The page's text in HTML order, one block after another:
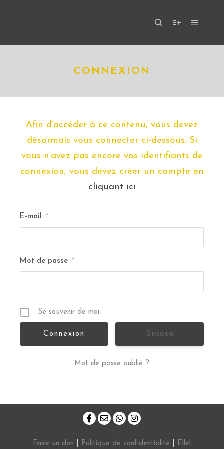
CONNEXION
Afin d’accéder à ce contenu, vous devez
désormais vous connecter ci-dessous. Si
vous n’avez pas encore vos identifiants de
connexion, vous devez créer un compte en
cliquant ici
E-mail *
Mot de passe *
Se souvenir de moi
S’inscrire
Mot de passe oublié ?
Faire un don Politique de confidentialité Ellel